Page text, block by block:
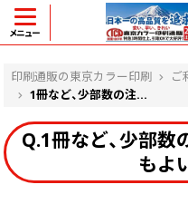
メニュー
印刷通販の東京カラー印刷 ご
1冊など、少部数の注...
Q.1冊など、少部
もよ
ヘルプ
よくある質問
入金・決済後、入金情報画面